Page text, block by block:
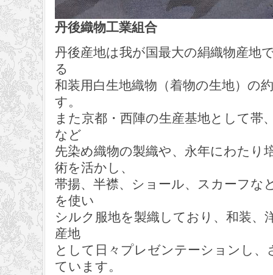
丹後織物工業組合
丹後産地は我が国最大の絹織物産地
る
和装用白生地織物（着物の生地）の
す。
また京都・西陣の生産基地として帯
など
先染め織物の製織や、永年にわたり
術を活かし、
帯揚、半襟、ショール、スカーフな
を使い
シルク服地を製織しており、和装、
産地
として日々プレゼンテーションし
ています。